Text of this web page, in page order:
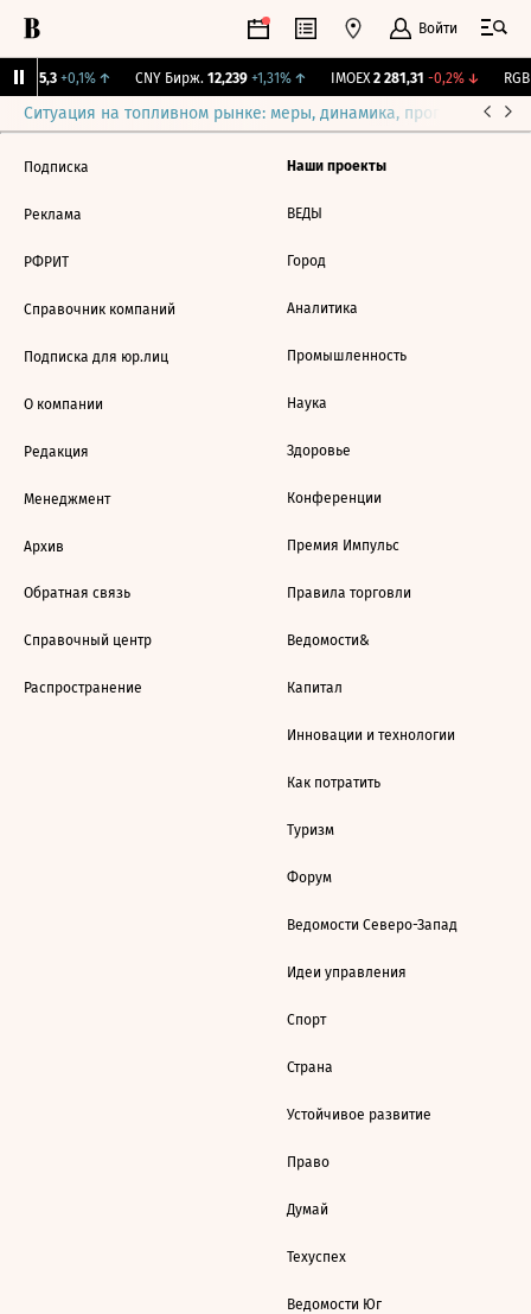
Войти
115,3 +0,1%↑ CNY Бирж. 12,239 +1,31%↑ IMOEX 2 281,31 -0,2%↓
Ситуация на топливном рынке: меры, динамика, прогнозы
Подписка
Реклама
РФРИТ
Справочник компаний
Подписка для юр.лиц
О компании
Редакция
Менеджмент
Архив
Обратная связь
Справочный центр
Распространение
Наши проекты
ВЕДЫ
Город
Аналитика
Промышленность
Наука
Здоровье
Конференции
Премия Импульс
Правила торговли
Ведомости&
Капитал
Инновации и технологии
Как потратить
Туризм
Форум
Ведомости Северо-Запад
Идеи управления
Спорт
Страна
Устойчивое развитие
Право
Думай
Техуспех
Ведомости Юг